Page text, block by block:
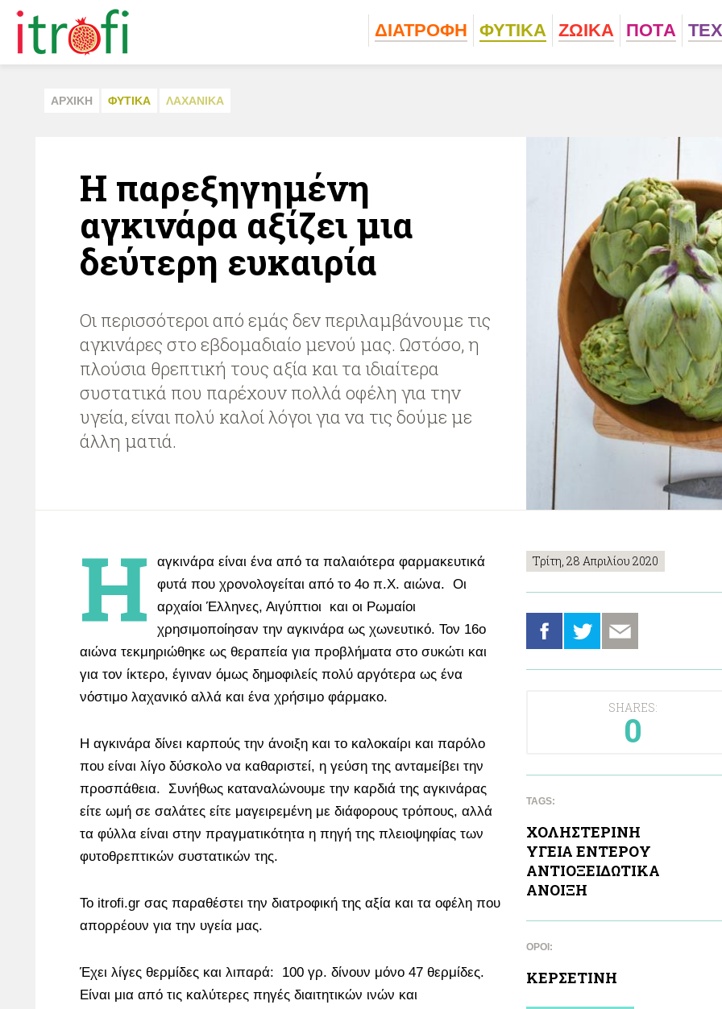
ΔΙΑΤΡΟΦΗ ΦΥΤΙΚA ΖΩΙΚA ΠΟΤA
ΑΡΧΙΚΗ ΦΥΤΙΚA ΛΑΧΑΝΙΚA
Η παρεξηγημένη
αγκινάρα αξίζει μια
δεύτερη ευκαιρία
Οι περισσότεροι από εμάς δεν περιλαμβάνουμε τις
αγκινάρες στο εβδομαδιαίο μενού μας. Ωστόσο, η
πλούσια θρεπτική τους αξία και τα ιδιαίτερα
συστατικά που παρέχουν πολλά οφέλη για την
υγεία, είναι πολύ καλοί λόγοι για να τις δούμε με
άλλη ματιά.
Τρίτη, 28 Απριλίου 2020
SHARES:
0
Η
αγκινάρα είναι ένα από τα παλαιότερα φαρμακευτικά
φυτά που χρονολογείται από το 4ο π.Χ. αιώνα. Οι
αρχαίοι Έλληνες, Αιγύπτιοι και οι Ρωμαίοι
χρησιμοποίησαν την αγκινάρα ως χωνευτικό. Τον 16ο
αιώνα τεκμηριώθηκε ως θεραπεία για προβλήματα στο συκώτι και
για τον ίκτερο, έγιναν όμως δημοφιλείς πολύ αργότερα ως ένα
νόστιμο λαχανικό αλλά και ένα χρήσιμο φάρμακο.
Η αγκινάρα δίνει καρπούς την άνοιξη και το καλοκαίρι και παρόλο
που είναι λίγο δύσκολο να καθαριστεί, η γεύση της ανταμείβει την
προσπάθεια. Συνήθως καταναλώνουμε την καρδιά της αγκινάρας
είτε ωμή σε σαλάτες είτε μαγειρεμένη με διάφορους τρόπους, αλλά
τα φύλλα είναι στην πραγματικότητα η πηγή της πλειοψηφίας των
φυτοθρεπτικών συστατικών της.
Το itrofi.gr σας παραθέστει την διατροφική της αξία και τα οφέλη που
απορρέουν για την υγεία μας.
Έχει λίγες θερμίδες και λιπαρά: 100 γρ. δίνουν μόνο 47 θερμίδες.
Είναι μια από τις καλύτερες πηγές διαιτητικών ινών και
TAGS:
ΧΟΛΗΣΤΕΡΙΝΗ
ΥΓΕΙΑ ΕΝΤΕΡΟΥ
ΑΝΤΙΟΞΕΙΔΩΤΙΚA
ΑΝΟΙΞΗ
ΌΡΟΙ:
ΚΕΡΣΕΤΙΝΗ